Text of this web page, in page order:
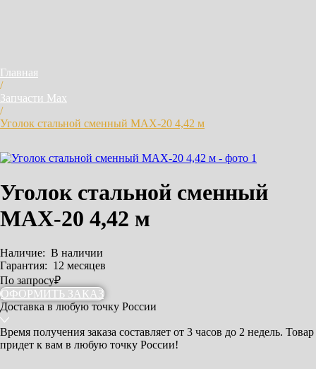
Главная
/
Запчасти Max
/
Уголок стальной сменный MAX-20 4,42 м
Уголок стальной сменный
MAX-20 4,42 м
Наличие: В наличии
Гарантия: 12 месяцев
По запросу₽
ОФОРМИТЬ ЗАКАЗ
Доставкав любую точку России
Время получения заказа составляет от 3 часов до 2 недель. Товар
придет к вам в любую точку России!